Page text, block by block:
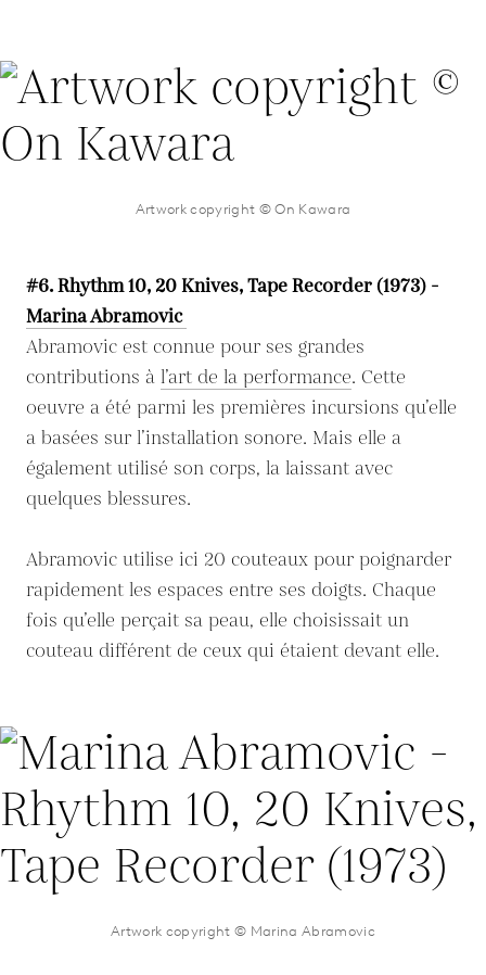
Artwork copyright © On Kawara
#6. Rhythm 10, 20 Knives, Tape Recorder (1973) -
Marina Abramovic
Abramovic est connue pour ses grandes
contributions à l’art de la performance. Cette
oeuvre a été parmi les premières incursions qu’elle
a basées sur l’installation sonore. Mais elle a
également utilisé son corps, la laissant avec
quelques blessures.
Abramovic utilise ici 20 couteaux pour poignarder
rapidement les espaces entre ses doigts. Chaque
fois qu’elle perçait sa peau, elle choisissait un
couteau différent de ceux qui étaient devant elle.
Artwork copyright © Marina Abramovic